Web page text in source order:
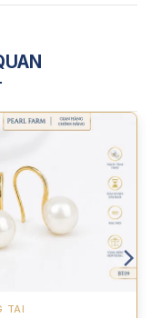
TAI